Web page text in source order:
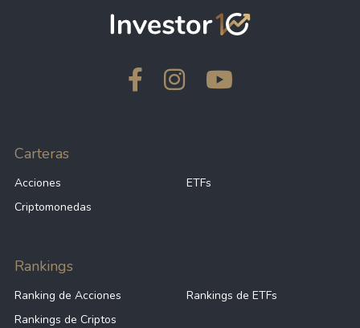
Carteras
Acciones
ETFs
Criptomonedas
Rankings
Ranking de Acciones
Rankings de ETFs
Rankings de Criptos